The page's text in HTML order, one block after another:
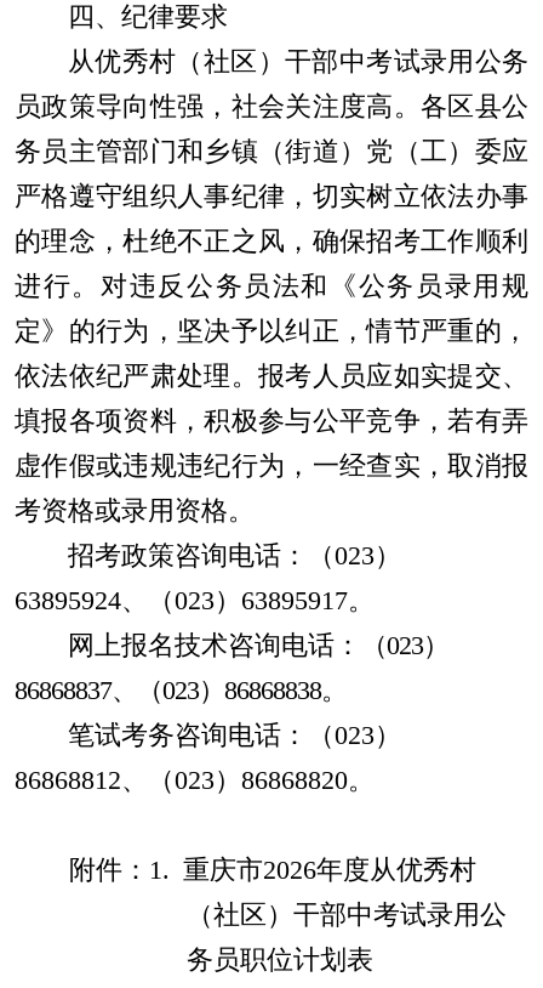
四、纪律要求
从优秀村（社区）干部中考试录用公务
员政策导向性强，社会关注度高。各区县公
务员主管部门和乡镇（街道）党（工）委应
严格遵守组织人事纪律，切实树立依法办事
的理念，杜绝不正之风，确保招考工作顺利
进行。对违反公务员法和
《公务员录用规
定》 的行为，坚决予以纠正，情节严重的，
依法依纪严肃处理。报考人员应如实提交、
填报各项资料，积极参与公平竞争，若有弄
虚作假或违规违纪行为，一经查实，取消报
考资格或录用资格。
招考政策咨询电话：（023）
63895924、（023） 63895917。
网上报名技术咨询电话：
（023）
86868837、（023） 86868838。
笔试考务咨询电话：（023）
86868812、（023） 86868820。
附件： 1. 重庆市2026年度从优秀村
（社区）干部中考试录用公
务员职位计划 表